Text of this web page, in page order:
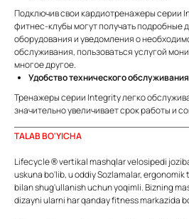
Подключив свои кардиотренажеры серии
фитнес-клубы могут получать подробные
оборудования и уведомления о
обслуживания, пользоваться услугой
многое другое.
Удобство технического обслуживания
Тренажеры серии Integrity легко
значительно увеличивает срок работы и
TALAB BO'YICHA
Lifecycle ® vertikal mashqlar velosipedi
uskuna bo'lib, u oddiy Sozlamalar,
bilan shug'ullanish uchun yoqimli. Bizning
dizayni ularni har qanday fitness markazida